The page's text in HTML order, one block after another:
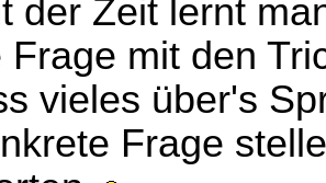
der Zeit lernt
Frage mit den
vieles über's
Frage